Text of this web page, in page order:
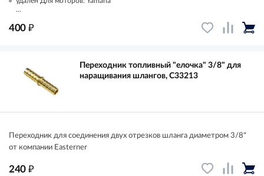
...
400 ₽
Переходник топливный "елочка" 3/8" для
наращивания шлангов, C33213
Переходник для соединения двух отрезков шланга диаметром 3/8"
от компании Easterner
240 ₽